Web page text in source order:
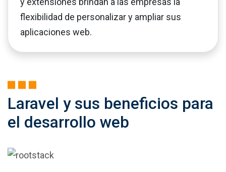
flexibilidad de personalizar y ampliar sus
aplicaciones web.
Laravel y sus beneficios para
el desarrollo web